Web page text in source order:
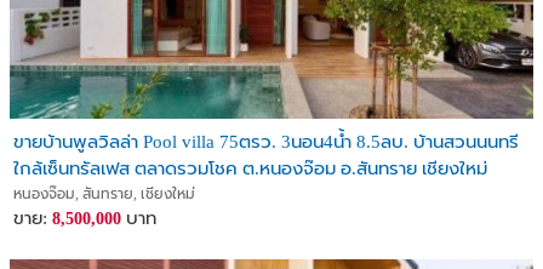
小区位于 FAMO / J space 广场 对面
Tonkla and Nis 国际学校附近
首选学区房 投资回报率好
出售价钱 3,690,000 泰铢 (原价 4,290,000泰铢)
土地面积：52.5 平方瓦 （200 平方米 使用面积）
户型：3 卧 3 厕 1 杂物间 1 厨
车位： 2 个
🚗10 分钟内的距离 🚗
ขายบ้านพูลวิลล่า Pool villa 75ตรว. 3นอน4น้ำ 8.5ลบ. บ้านสวนนนทรี
ใกล้เซ็นทรัลเฟส ตลาดรวมโชค ต.หนองจ๊อม อ.สันทราย เชียงใหม่
หนองจ๊อม, สันทราย, เชียงใหม่
ขาย: 8,500,000 บาท